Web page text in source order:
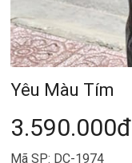
Yêu Màu Tím
3.590.000đ
Mã SP: DC-1974